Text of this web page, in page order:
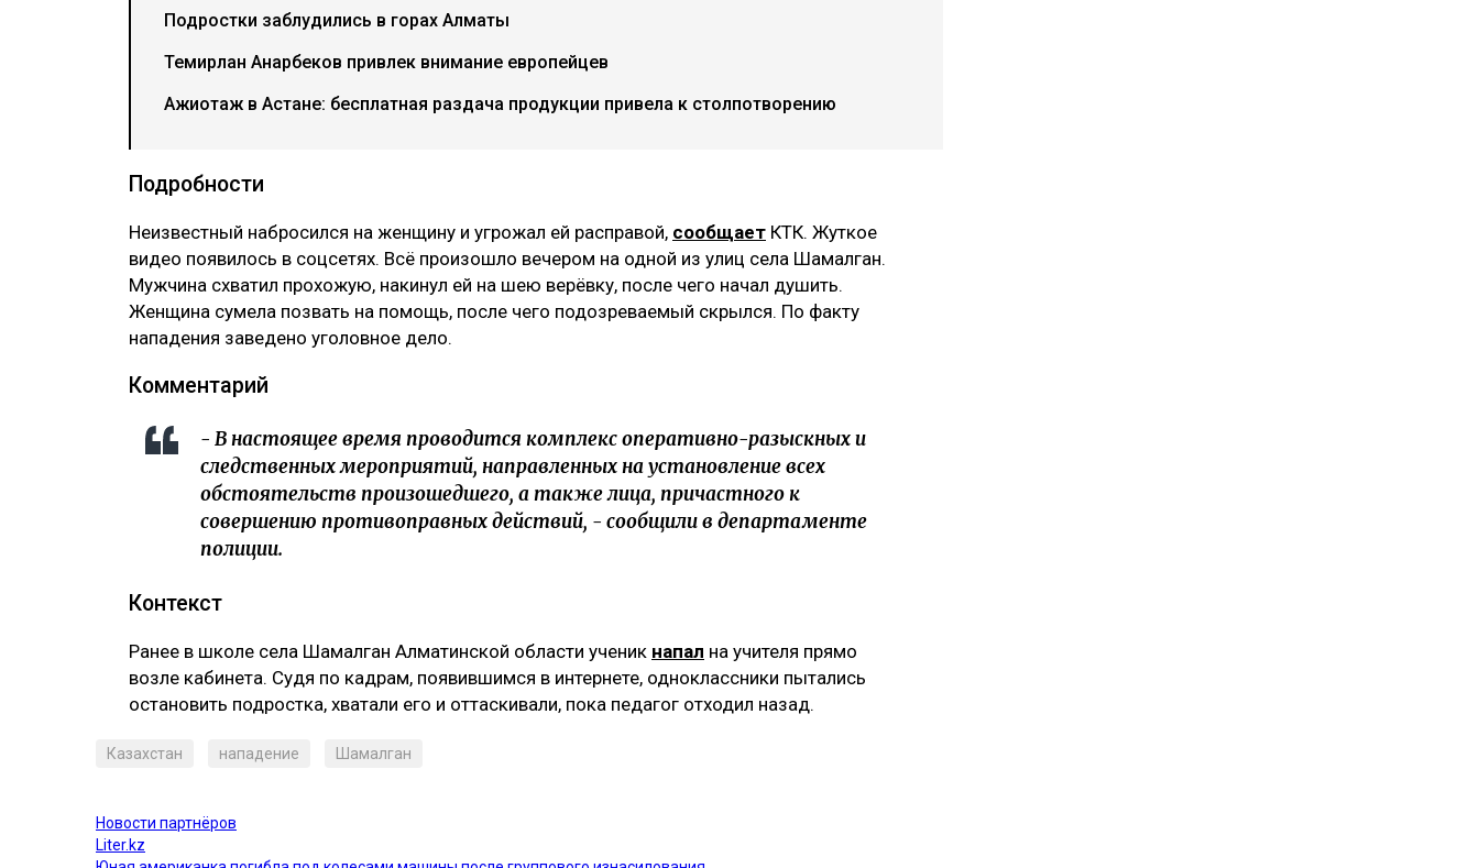
Подростки заблудились в горах Алматы
Темирлан Анарбеков привлек внимание европейцев
Ажиотаж в Астане: бесплатная раздача продукции привела к столпотворению
Подробности
Неизвестный набросился на женщину и угрожал ей расправой, сообщает КТК. Жуткое
видео появилось в соцсетях. Всё произошло вечером на одной из улиц села Шамалган.
Мужчина схватил прохожую, накинул ей на шею верёвку, после чего начал душить.
Женщина сумела позвать на помощь, после чего подозреваемый скрылся. По факту
нападения заведено уголовное дело.
Комментарий
- В настоящее время проводится комплекс оперативно-разыскных и
следственных мероприятий, направленных на установление всех
обстоятельств произошедшего, а также лица, причастного к
совершению противоправных действий, - сообщили в департаменте
полиции.
Контекст
Ранее в школе села Шамалган Алматинской области ученик напал на учителя прямо
возле кабинета. Судя по кадрам, появившимся в интернете, одноклассники пытались
остановить подростка, хватали его и оттаскивали, пока педагог отходил назад.
Казахстан нападение Шамалган